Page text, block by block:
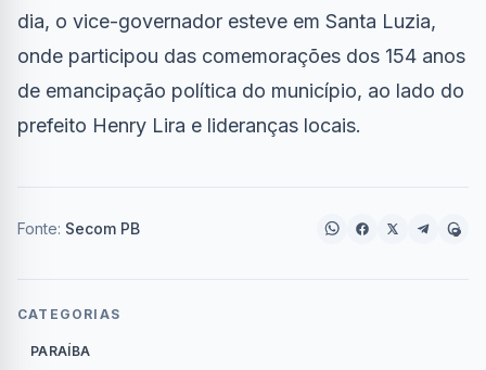
dia, o vice-governador esteve em Santa Luzia,
onde participou das comemorações dos 154 anos
de emancipação política do município, ao lado do
prefeito Henry Lira e lideranças locais.
Fonte: Secom PB
CATEGORIAS
PARAÍBA